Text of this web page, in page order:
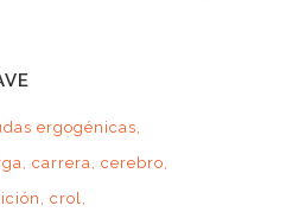
ergogénicas
carrera
cerebro
crol